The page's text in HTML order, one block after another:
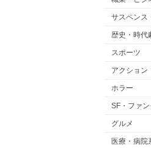
サスペンス
歴史・時代
スポーツ
アクション
ホラー
SF・ファ
グルメ
医療・病院